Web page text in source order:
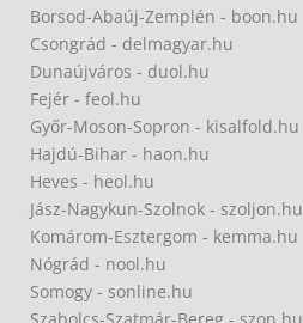
Borsod-Abaúj-Zemplén - boon.hu
Csongrád - delmagyar.hu
Dunaújváros - duol.hu
Fejér - feol.hu
Győr-Moson-Sopron - kisalfold.hu
Hajdú-Bihar - haon.hu
Heves - heol.hu
Jász-Nagykun-Szolnok - szoljon.hu
Komárom-Esztergom - kemma.hu
Nógrád - nool.hu
Somogy - sonline.hu